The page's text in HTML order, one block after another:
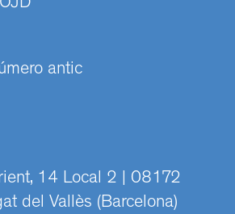
antic
14 Local 2 | 08172
del Vallès (Barcelona)